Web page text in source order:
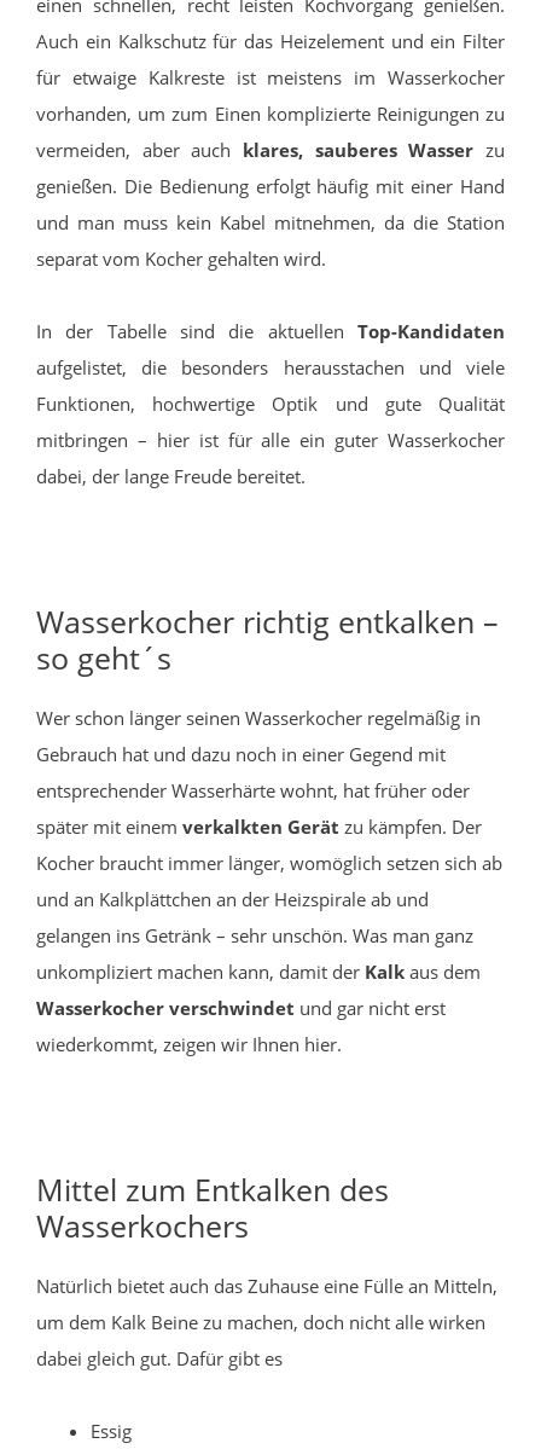
einen schnellen, recht leisten Kochvorgang genießen.
Auch ein Kalkschutz für das Heizelement und ein Filter
für etwaige Kalkreste ist meistens im Wasserkocher
vorhanden, um zum Einen komplizierte Reinigungen zu
vermeiden, aber auch klares, sauberes Wasser zu
genießen. Die Bedienung erfolgt häufig mit einer Hand
und man muss kein Kabel mitnehmen, da die Station
separat vom Kocher gehalten wird.
In der Tabelle sind die aktuellen Top-Kandidaten
aufgelistet, die besonders herausstachen und viele
Funktionen, hochwertige Optik und gute Qualität
mitbringen – hier ist für alle ein guter Wasserkocher
dabei, der lange Freude bereitet.
Wasserkocher richtig entkalken –
so geht´s
Wer schon länger seinen Wasserkocher regelmäßig in
Gebrauch hat und dazu noch in einer Gegend mit
entsprechender Wasserhärte wohnt, hat früher oder
später mit einem verkalkten Gerät zu kämpfen. Der
Kocher braucht immer länger, womöglich setzen sich ab
und an Kalkplättchen an der Heizspirale ab und
gelangen ins Getränk – sehr unschön. Was man ganz
unkompliziert machen kann, damit der Kalk aus dem
Wasserkocher verschwindet und gar nicht erst
wiederkommt, zeigen wir Ihnen hier.
Mittel zum Entkalken des
Wasserkochers
Natürlich bietet auch das Zuhause eine Fülle an Mitteln,
um dem Kalk Beine zu machen, doch nicht alle wirken
dabei gleich gut. Dafür gibt es
Essig